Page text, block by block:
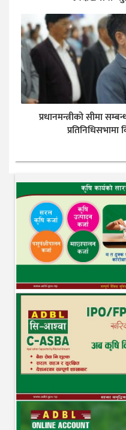
प्रधानमन्त्रीको सीमा
प्रतिनिधिसभामा